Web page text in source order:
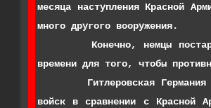
месяца наступления Красной
много другого вооружения.
Конечно, немцы
времени для того, чтобы
Гитлеровская Германия
войск в сравнении с Красной